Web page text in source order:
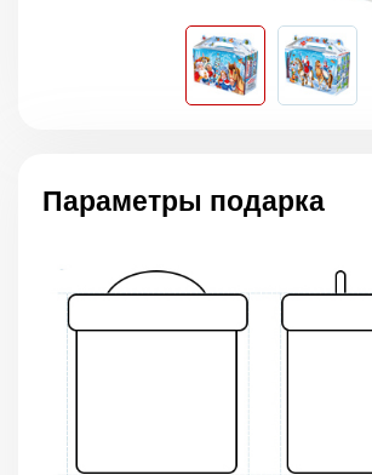
Параметры подарка